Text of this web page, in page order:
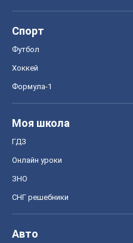
Спорт
Футбол
Хоккей
Формула-1
Моя школа
ГДЗ
Онлайн уроки
ЗНО
СНГ решебники
Авто